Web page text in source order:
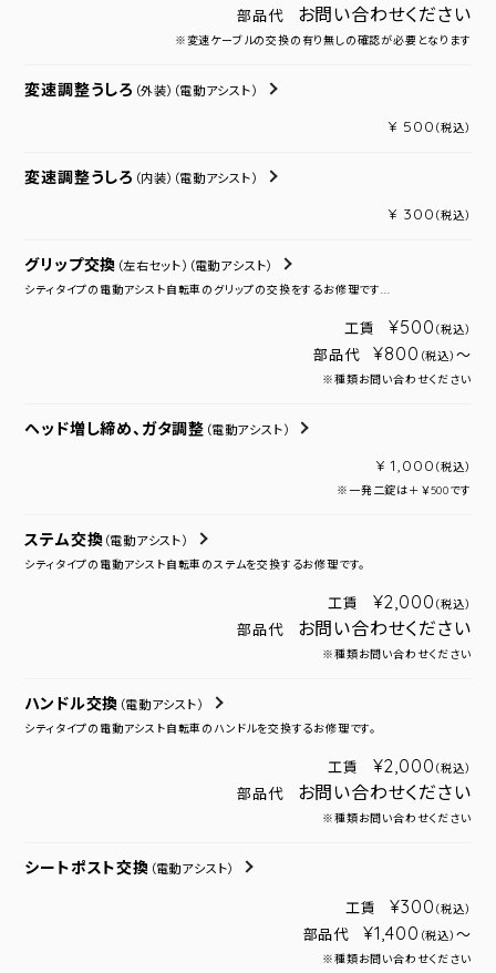
部品代 お問い合わせください
※変速ケーブルの交換の有り無しの確認が必要となります
変速調整うしろ （外装） （電動アシスト）
¥ 500 （税込）
変速調整うしろ （内装） （電動アシスト）
¥ 300 （税込）
グリップ交換 （左右セット） （電動アシスト）
シティタイプの電動アシスト自転車のグリップの交換をするお修理です...
工賃 ¥500 （税込）
部品代 ¥800 （税込） ～
※種類お問い合わせください
ヘッド増し締め、ガタ調整 （電動アシスト）
¥ 1,000 （税込）
※一発二錠は＋￥500です
ステム交換 （電動アシスト）
シティタイプの電動アシスト自転車のステムを交換するお修理です。
工賃 ¥2,000 （税込）
部品代 お問い合わせください
※種類お問い合わせください
ハンドル交換 （電動アシスト）
シティタイプの電動アシスト自転車のハンドルを交換するお修理です。
工賃 ¥2,000 （税込）
部品代 お問い合わせください
※種類お問い合わせください
シートポスト交換 （電動アシスト）
工賃 ¥300 （税込）
部品代 ¥1,400 （税込） ～
※種類お問い合わせください